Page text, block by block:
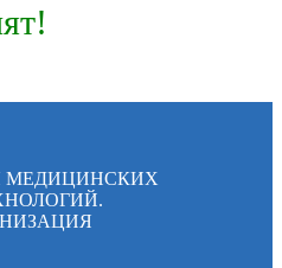
МЕДИЦИНСКИХ